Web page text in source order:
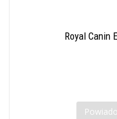
Royal Canin